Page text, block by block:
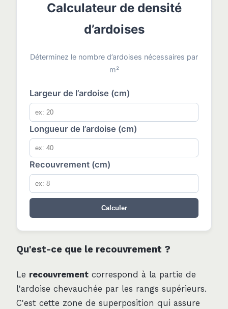
Calculateur de densité
d’ardoises
Déterminez le nombre d’ardoises nécessaires par
m²
Largeur de l’ardoise (cm)
Longueur de l’ardoise (cm)
Recouvrement (cm)
Calculer
Qu'est-ce que le recouvrement ?
Le recouvrement correspond à la partie de
l'ardoise chevauchée par les rangs supérieurs.
C'est cette zone de superposition qui assure